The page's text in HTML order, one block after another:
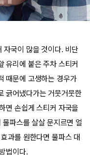
자국이 많을 것이다. 비단
유리에 붙은 주차 스티커
때문에 고생하는 경우가
긁어냈다가는 거뭇거뭇한
면 손쉽게 스티커 자국을
파스를 살살 문지르면 얼
과를 원한다면 물파스 대
법이다.